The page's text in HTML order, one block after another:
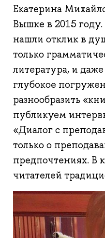
Екатерина
Вышке в 2015
нашли отклик в
только
литература, и
глубокое
разнообразить
публикуем
«Диалог с
только о
предпочтениях. В
читателей